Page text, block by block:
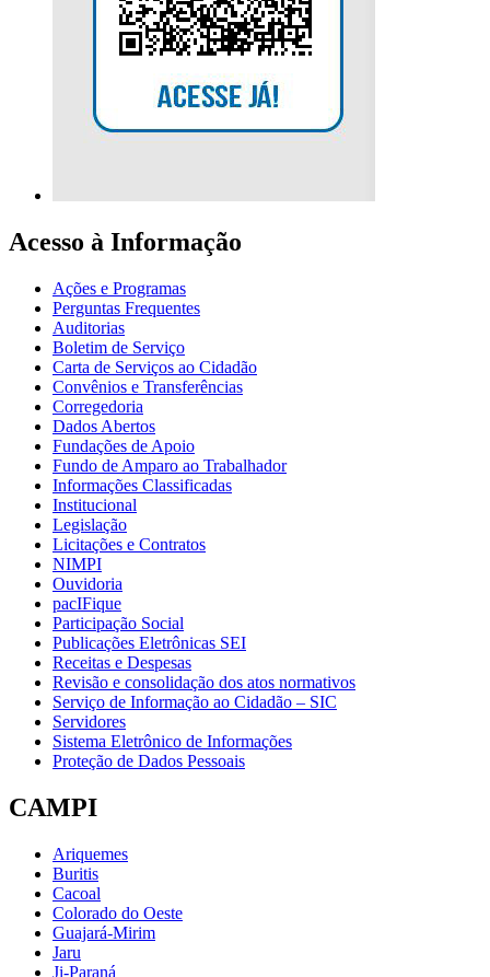
Acesso à Informação
Ações e Programas
Perguntas Frequentes
Auditorias
Boletim de Serviço
Carta de Serviços ao Cidadão
Convênios e Transferências
Corregedoria
Dados Abertos
Fundações de Apoio
Fundo de Amparo ao Trabalhador
Informações Classificadas
Institucional
Legislação
Licitações e Contratos
NIMPI
Ouvidoria
pacIFique
Participação Social
Publicações Eletrônicas SEI
Receitas e Despesas
Revisão e consolidação dos atos normativos
Serviço de Informação ao Cidadão – SIC
Servidores
Sistema Eletrônico de Informações
Proteção de Dados Pessoais
CAMPI
Ariquemes
Buritis
Cacoal
Colorado do Oeste
Guajará-Mirim
Jaru
Ji-Paraná